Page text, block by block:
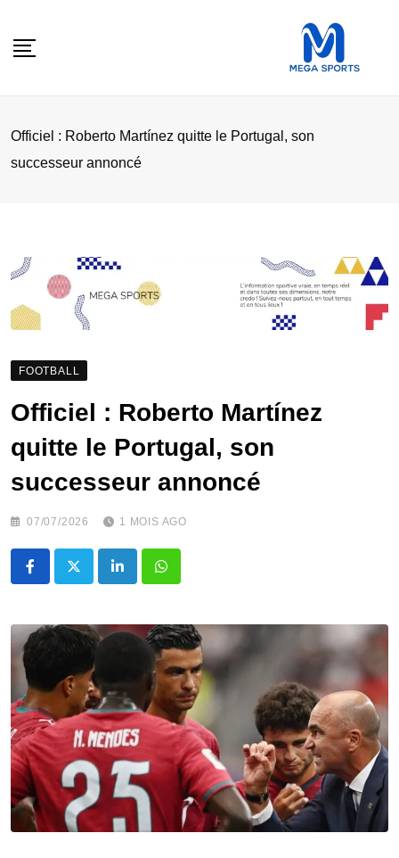
Officiel : Roberto Martínez quitte le Portugal, son
successeur annoncé
FOOTBALL
Officiel : Roberto Martínez
quitte le Portugal, son
successeur annoncé
07/07/2026 1 MOIS AGO
LinkedInWhatsapp